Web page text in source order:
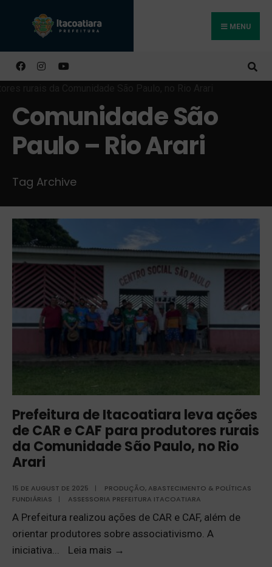
MENU
Comunidade São
Paulo – Rio Arari
Tag Archive
Prefeitura de Itacoatiara leva ações
de CAR e CAF para produtores rurais
da Comunidade São Paulo, no Rio
Arari
15 DE AUGUST DE 2025 |
PRODUÇÃO, ABASTECIMENTO & POLÍTICAS
FUNDIÁRIAS
| ASSESSORIA PREFEITURA ITACOATIARA
A Prefeitura realizou ações de CAR e CAF, além de
orientar produtores sobre associativismo. A
iniciativa... Leia mais →
Buscar